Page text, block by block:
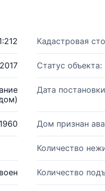
Кадастровая
Статус объекта:
Дата
1960 Дом признан
Количество
Количество